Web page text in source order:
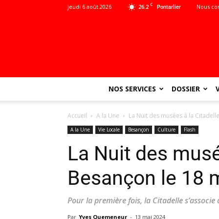
26.2 C Pontarlier
jeudi 6 août 2026 Nous
NOS SERVICES DOSSIER
Accueil A la Une La Nuit des musées à la
A la Une Vie Locale Besançon Culture Flash
La Nuit des
Besançon le 18
Pour la première fois, la Citadelle
Par Yves Quemeneur - 13 mai 2024